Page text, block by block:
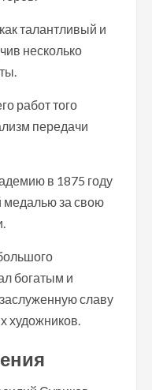
талантливый и
несколько
работ того
передачи
в 1875 году
медалью за свою
богатым и
славу
художников.